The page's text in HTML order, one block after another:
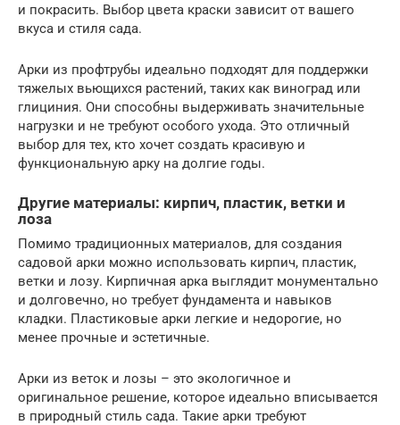
и покрасить. Выбор цвета краски зависит от вашего
вкуса и стиля сада.
Арки из профтрубы идеально подходят для поддержки
тяжелых вьющихся растений, таких как виноград или
глициния. Они способны выдерживать значительные
нагрузки и не требуют особого ухода. Это отличный
выбор для тех, кто хочет создать красивую и
функциональную арку на долгие годы.
Другие материалы: кирпич, пластик, ветки и
лоза
Помимо традиционных материалов, для создания
садовой арки можно использовать кирпич, пластик,
ветки и лозу. Кирпичная арка выглядит монументально
и долговечно, но требует фундамента и навыков
кладки. Пластиковые арки легкие и недорогие, но
менее прочные и эстетичные.
Арки из веток и лозы – это экологичное и
оригинальное решение, которое идеально вписывается
в природный стиль сада. Такие арки требуют